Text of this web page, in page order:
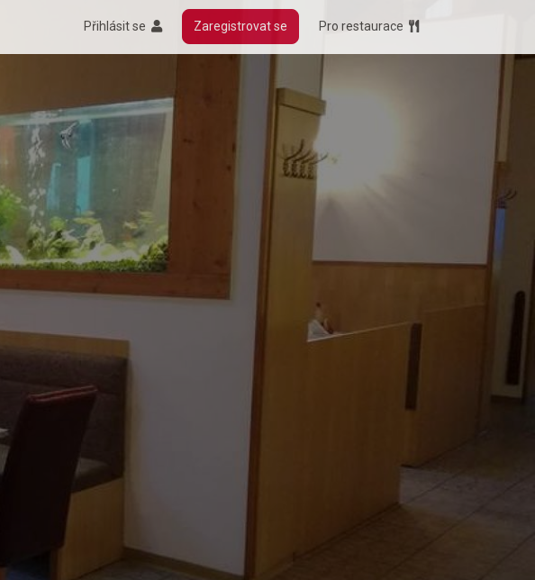
Přihlásit se Zaregistrovat se Pro restaurace